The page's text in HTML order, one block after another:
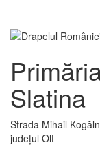
Slatina
Strada Mihail
județul Olt